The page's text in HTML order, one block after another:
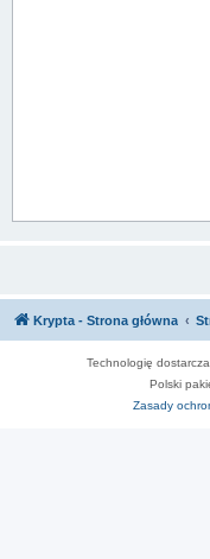
Krypta - Strona główna
Technologię dostarcza
Polski
Zasady